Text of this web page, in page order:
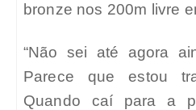
bronze nos 200m livre
“Não sei até agora
Parece que estou
Quando caí para a